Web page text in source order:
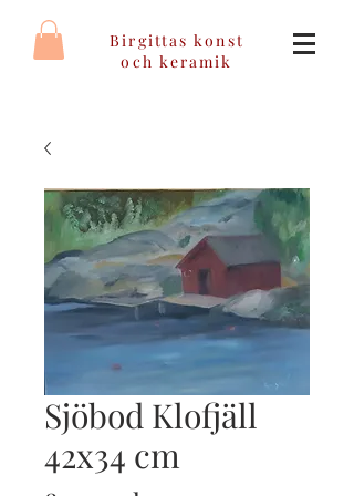
Birgittas konst
och keramik
Sjöbod Klofjäll
42x34 cm